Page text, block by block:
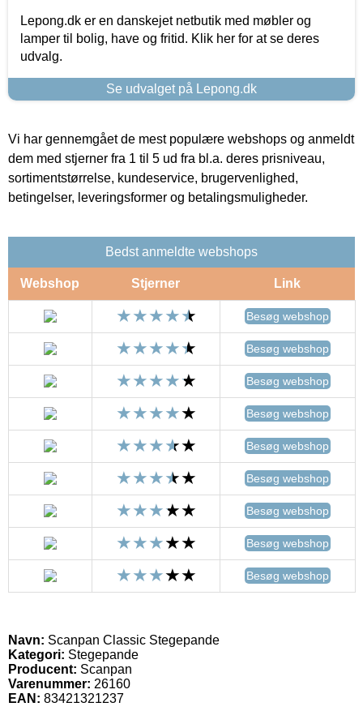
Lepong.dk er en danskejet netbutik med møbler og
lamper til bolig, have og fritid. Klik her for at se deres
udvalg.
Se udvalget på Lepong.dk
Vi har gennemgået de mest populære webshops og anmeldt
dem med stjerner fra 1 til 5 ud fra bl.a. deres prisniveau,
sortimentstørrelse, kundeservice, brugervenlighed,
betingelser, leveringsformer og betalingsmuligheder.
Bedst anmeldte webshops
Webshop Stjerner Link
Besøg webshop
Besøg webshop
Besøg webshop
Besøg webshop
Besøg webshop
Besøg webshop
Besøg webshop
Besøg webshop
Besøg webshop
Navn: Scanpan Classic Stegepande
Kategori: Stegepande
Producent: Scanpan
Varenummer: 26160
EAN: 83421321237